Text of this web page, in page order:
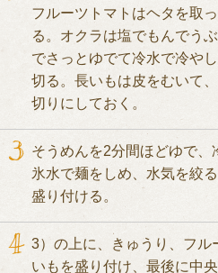
フルーツトマトはヘタを取
る。オクラは塩でもんでう
でさっとゆでて冷水で冷や
切る。長いもは皮をむいて
切りにしておく。
そうめんを2分間ほどゆで、
氷水で麺をしめ、水気を絞
盛り付ける。
3）の上に、きゅうり、フル
いもを盛り付け、最後に中